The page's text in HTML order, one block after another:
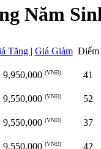
Năm
Tăng | Giá Giảm Điểm
9,950,000 (VNĐ) 41
9,550,000 (VNĐ) 52
9,550,000 (VNĐ) 37
9,550,000 (VNĐ) 42